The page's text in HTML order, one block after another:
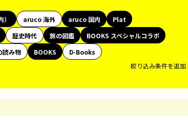
aruco 海外 aruco 国内
Plat
歴史時代 旅の図鑑
BOOKS スペシャルコラボ
読み物 BOOKS
D-Books
絞り込み条件を追加